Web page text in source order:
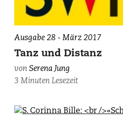
Ausgabe 28 - März 2017
Tanz und Distanz
vonSerena Jung
3 Minuten Lesezeit